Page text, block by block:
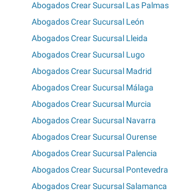
Abogados Crear Sucursal Las Palmas
Abogados Crear Sucursal León
Abogados Crear Sucursal Lleida
Abogados Crear Sucursal Lugo
Abogados Crear Sucursal Madrid
Abogados Crear Sucursal Málaga
Abogados Crear Sucursal Murcia
Abogados Crear Sucursal Navarra
Abogados Crear Sucursal Ourense
Abogados Crear Sucursal Palencia
Abogados Crear Sucursal Pontevedra
Abogados Crear Sucursal Salamanca